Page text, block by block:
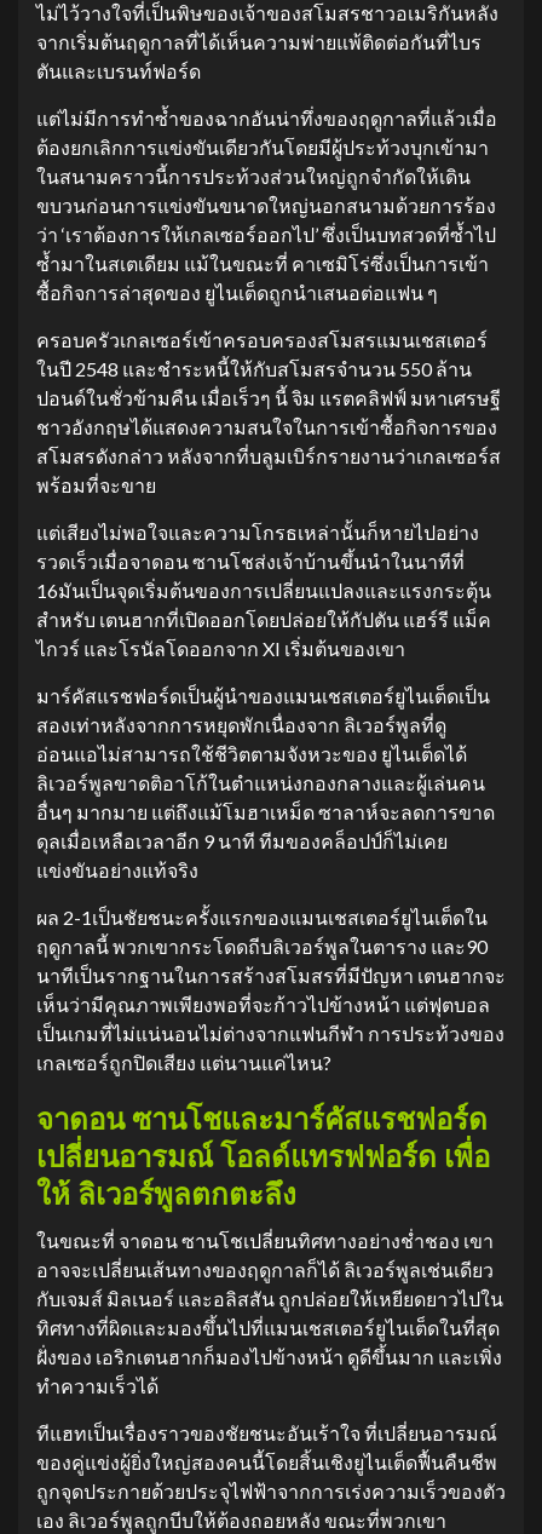
ไม่ไว้วางใจที่เป็นพิษของเจ้าของสโมสรชาวอเมริกันหลัง
จากเริ่มต้นฤดูกาลที่ได้เห็นความพ่ายแพ้ติดต่อกันที่ไบร
ตันและเบรนท์ฟอร์ด
แต่ไม่มีการทำซ้ำของฉากอันน่าทึ่งของฤดูกาลที่แล้วเมื่อ
ต้องยกเลิกการแข่งขันเดียวกันโดยมีผู้ประท้วงบุกเข้ามา
ในสนามคราวนี้การประท้วงส่วนใหญ่ถูกจำกัดให้เดิน
ขบวนก่อนการแข่งขันขนาดใหญ่นอกสนามด้วยการร้อง
ว่า ‘เราต้องการให้เกลเซอร์ออกไป’ ซึ่งเป็นบทสวดที่ซ้ำไป
ซ้ำมาในสเตเดียม แม้ในขณะที่ คาเซมิโร่ซึ่งเป็นการเข้า
ซื้อกิจการล่าสุดของ ยูไนเต็ดถูกนำเสนอต่อแฟน ๆ
ครอบครัวเกลเซอร์เข้าครอบครองสโมสรแมนเชสเตอร์
ในปี 2548 และชำระหนี้ให้กับสโมสรจำนวน 550 ล้าน
ปอนด์ในชั่วข้ามคืน เมื่อเร็วๆ นี้ จิม แรตคลิฟฟ์ มหาเศรษฐี
ชาวอังกฤษได้แสดงความสนใจในการเข้าซื้อกิจการของ
สโมสรดังกล่าว หลังจากที่บลูมเบิร์กรายงานว่าเกลเซอร์ส
พร้อมที่จะขาย
แต่เสียงไม่พอใจและความโกรธเหล่านั้นก็หายไปอย่าง
รวดเร็วเมื่อจาดอน ซานโชส่งเจ้าบ้านขึ้นนำในนาทีที่
16มันเป็นจุดเริ่มต้นของการเปลี่ยนแปลงและแรงกระตุ้น
สำหรับ เตนฮากที่เปิดออกโดยปล่อยให้กัปตัน แฮร์รี แม็ค
ไกวร์ และโรนัลโดออกจาก XI เริ่มต้นของเขา
มาร์คัสแรชฟอร์ดเป็นผู้นำของแมนเชสเตอร์ยูไนเต็ดเป็น
สองเท่าหลังจากการหยุดพักเนื่องจาก ลิเวอร์พูลที่ดู
อ่อนแอไม่สามารถใช้ชีวิตตามจังหวะของ ยูไนเต็ดได้
ลิเวอร์พูลขาดติอาโก้ในตำแหน่งกองกลางและผู้เล่นคน
อื่นๆ มากมาย แต่ถึงแม้โมฮาเหม็ด ซาลาห์จะลดการขาด
ดุลเมื่อเหลือเวลาอีก 9 นาที ทีมของคล็อปป์ก็ไม่เคย
แข่งขันอย่างแท้จริง
ผล 2-1เป็นชัยชนะครั้งแรกของแมนเชสเตอร์ยูไนเต็ดใน
ฤดูกาลนี้ พวกเขากระโดดถีบลิเวอร์พูลในตาราง และ90
นาทีเป็นรากฐานในการสร้างสโมสรที่มีปัญหา เตนฮากจะ
เห็นว่ามีคุณภาพเพียงพอที่จะก้าวไปข้างหน้า แต่ฟุตบอล
เป็นเกมที่ไม่แน่นอนไม่ต่างจากแฟนกีฬา การประท้วงของ
เกลเซอร์ถูกปิดเสียง แต่นานแค่ไหน?
จาดอน ซานโชและมาร์คัสแรชฟอร์ด
เปลี่ยนอารมณ์ โอลด์แทรฟฟอร์ด เพื่อ
ให้ ลิเวอร์พูลตกตะลึง
ในขณะที่ จาดอน ซานโชเปลี่ยนทิศทางอย่างช่ำชอง เขา
อาจจะเปลี่ยนเส้นทางของฤดูกาลก็ได้ ลิเวอร์พูลเช่นเดียว
กับเจมส์ มิลเนอร์ และอลิสสัน ถูกปล่อยให้เหยียดยาวไปใน
ทิศทางที่ผิดและมองขึ้นไปที่แมนเชสเตอร์ยูไนเต็ดในที่สุด
ฝั่งของ เอริกเตนฮากก็มองไปข้างหน้า ดูดีขึ้นมาก และเพิ่ง
ทำความเร็วได้
ทีแฮทเป็นเรื่องราวของชัยชนะอันเร้าใจ ที่เปลี่ยนอารมณ์
ของคู่แข่งผู้ยิ่งใหญ่สองคนนี้โดยสิ้นเชิงยูไนเต็ดฟื้นคืนชีพ
ถูกจุดประกายด้วยประจุไฟฟ้าจากการเร่งความเร็วของตัว
เอง ลิเวอร์พูลถูกบีบให้ต้องถอยหลัง ขณะที่พวกเขา